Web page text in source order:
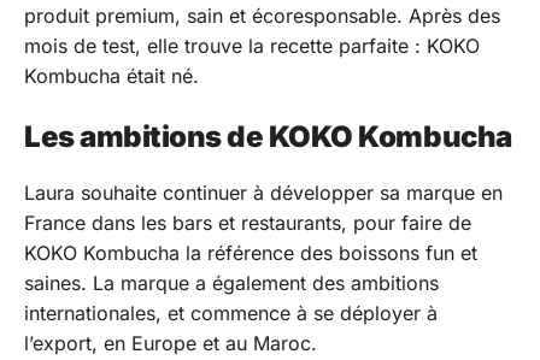
produit premium, sain et écoresponsable. Après des
mois de test, elle trouve la recette parfaite : KOKO
Kombucha était né.
Les ambitions de KOKO Kombucha
Laura souhaite continuer à développer sa marque en
France dans les bars et restaurants, pour faire de
KOKO Kombucha la référence des boissons fun et
saines. La marque a également des ambitions
internationales, et commence à se déployer à
l’export, en Europe et au Maroc.